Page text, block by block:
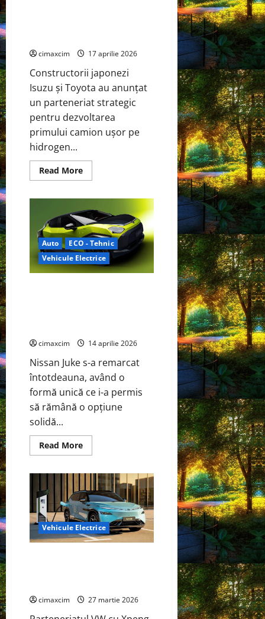
cimaxcim 17 aprilie 2026
Constructorii japonezi
Isuzu și Toyota au anunțat
un parteneriat strategic
pentru dezvoltarea
primului camion ușor pe
hidrogen...
Read MoreRead
more
Toyota
accelerează
dezvoltarea
camionului
pe
hidrogen
Auto
ECO - Tehnic
Vehicule Electrice
cimaxcim 14 aprilie 2026
Nissan Juke s-a remarcat
întotdeauna, având o
formă unică ce i-a permis
să rămână o opțiune
solidă...
Read MoreRead
more
Juke
va
fi
complet
electric
în
2027,
construit
pe
Tech
și
Vehicule Electrice
cimaxcim 27 martie 2026